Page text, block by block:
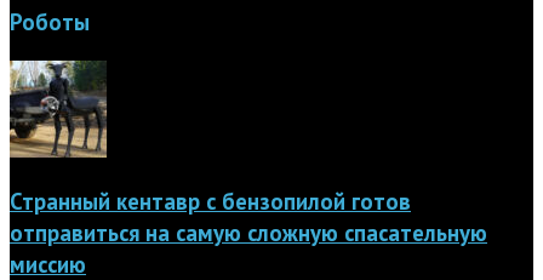
Роботы
Странный кентавр с бензопилой готов
отправиться на самую сложную спасательную
миссию